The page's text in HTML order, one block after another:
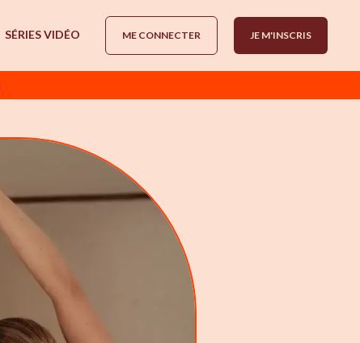
SÉRIES VIDÉO ME CONNECTER JE M'INSCRIS